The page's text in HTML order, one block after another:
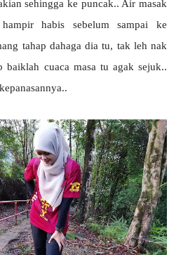
sehingga ke puncak.. Air masak
habis sebelum sampai ke
tahap dahaga dia tu, tak leh nak
baiklah cuaca masa tu agak sejuk..